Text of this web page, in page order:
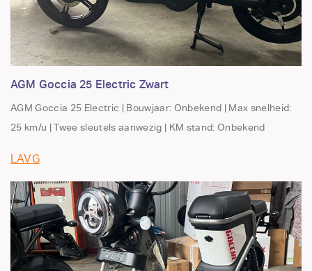
AGM Goccia 25 Electric Zwart
AGM Goccia 25 Electric | Bouwjaar: Onbekend | Max snelheid:
25 km/u | Twee sleutels aanwezig | KM stand: Onbekend
LAVG